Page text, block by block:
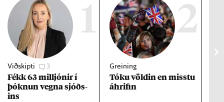
1
Viðskipti 3
Fékk 63 millj­ón­ir í
þókn­un vegna sjóðs­
ins
2
Greining
Tóku völd­in en misstu
áhrif­in